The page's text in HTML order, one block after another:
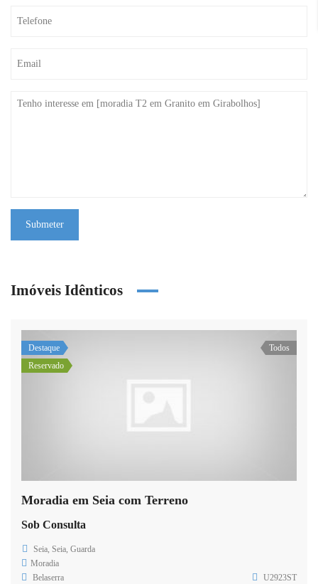
Submeter
Imóveis Idênticos
Destaque
Reservado
Todos
Moradia em Seia com Terreno
Sob Consulta
Seia, Seia, Guarda
Moradia
Belaserra
U2923ST